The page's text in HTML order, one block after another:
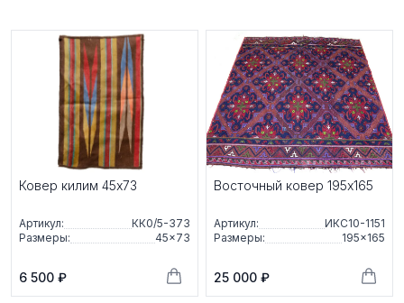
Ковер килим 45x73
Артикул:
КК0/5-373
Размеры:
45×73
6 500 ₽
Восточный ковер 195x165
Артикул:
ИКС10-1151
Размеры:
195×165
25 000 ₽